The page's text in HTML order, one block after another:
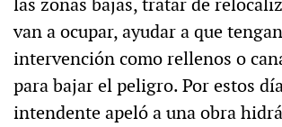
las zonas bajas, tratar de
van a ocupar, ayudar a que
intervención como rellenos o
para bajar el peligro. Por estos
intendente apeló a una obra